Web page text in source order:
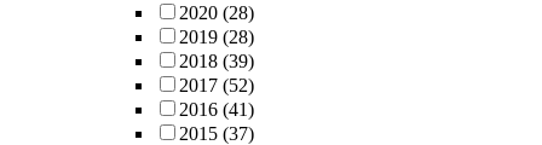
2020 (28)
2019 (28)
2018 (39)
2017 (52)
2016 (41)
2015 (37)